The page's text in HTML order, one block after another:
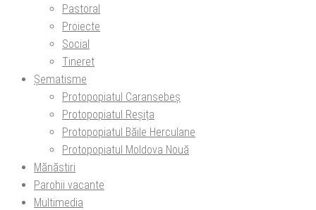
Pastoral
Proiecte
Social
Tineret
Șematisme
Protopopiatul Caransebeș
Protopopiatul Reșița
Protopopiatul Băile Herculane
Protopopiatul Moldova Nouă
Mănăstiri
Parohii vacante
Multimedia